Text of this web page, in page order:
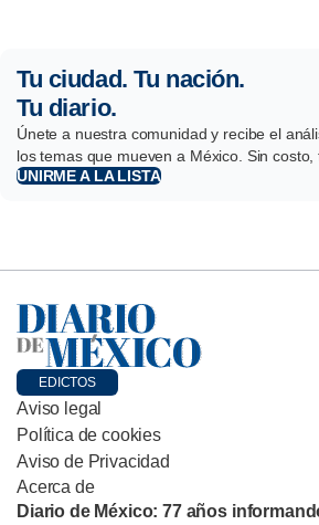
Tu ciudad. Tu nación.
Tu diario.
Únete a nuestra comunidad y recibe el
los temas que mueven a México. Sin costo,
UNIRME A LA LISTA
EDICTOS
Aviso legal
Política de cookies
Aviso de Privacidad
Acerca de
Diario de México: 77 años